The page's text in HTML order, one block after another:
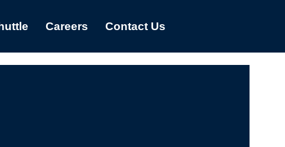
Careers Contact Us